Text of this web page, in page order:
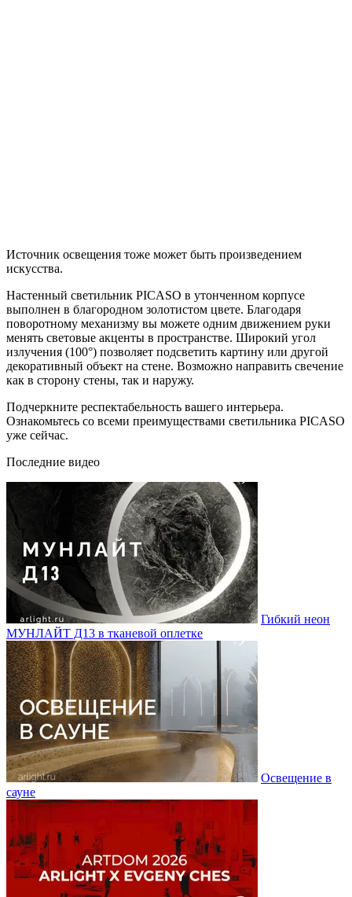
Источник освещения тоже может быть произведением
искусства.
Настенный светильник PICASO в утонченном корпусе
выполнен в благородном золотистом цвете. Благодаря
поворотному механизму вы можете одним движением руки
менять световые акценты в пространстве. Широкий угол
излучения (100°) позволяет подсветить картину или другой
декоративный объект на стене. Возможно направить свечение
как в сторону стены, так и наружу.
Подчеркните респектабельность вашего интерьера.
Ознакомьтесь со всеми преимуществами светильника PICASO
уже сейчас.
Последние видео
Гибкий неон
МУНЛАЙТ Д13 в тканевой оплетке
Освещение в
сауне